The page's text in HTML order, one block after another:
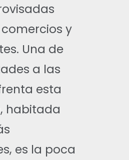
y
Una de
a las
esta
habitada
es la poca